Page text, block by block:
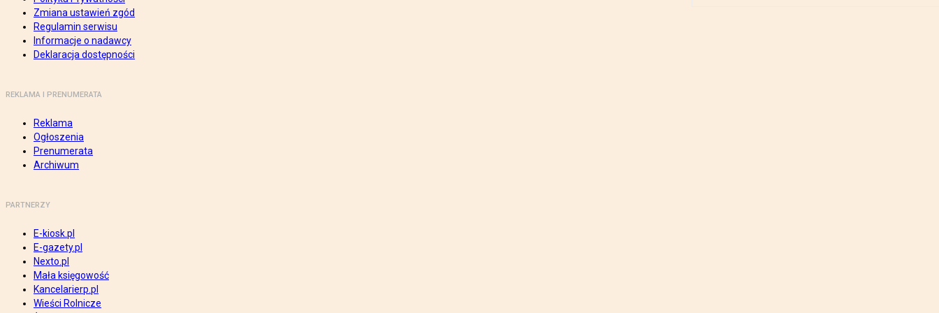
Zmiana ustawień zgód
Regulamin serwisu
Informacje o nadawcy
Deklaracja dostępności
REKLAMA I PRENUMERATA
Reklama
Ogłoszenia
Prenumerata
Archiwum
PARTNERZY
E-kiosk.pl
E-gazety.pl
Nexto.pl
Mała księgowość
Kancelarierp.pl
Wieści Rolnicze